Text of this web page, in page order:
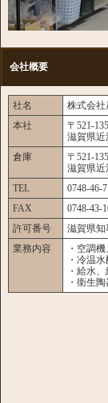
会社概要
社名
株式会社
本社
〒521-
滋賀県近
倉庫
〒521-
滋賀県近
TEL
0748-46-
FAX
0748-43-
許可番号
滋賀県知
業務内容
・空調
・冷温
・給水
・衛生